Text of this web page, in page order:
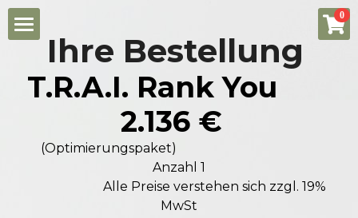
0
R.P.I. Förderung
R.P.i ENGLISH
R.P.i. Funding
Suche
Deutsch
Ihre Bestellung
T.R.A.I. Rank You
2.136 €
Anzahl 1
MwSt
×
Alle Kategorien